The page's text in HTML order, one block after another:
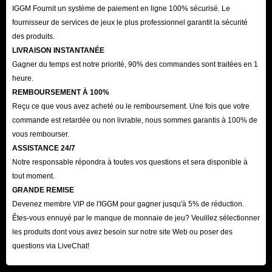
de les acheter directement dans la boutique en utilisant de l'argent réel.
Plus vous achetez d'UC en une seule fois, plus vous obtenez une bonne
affaire.
Acheter une recharge PUBG Mobile sur
IGGM.com - Vente à chaud de packs UC et de
mise à niveau
En tant que joueur de PUBG Mobile, vous devez comprendre l'importance
d'avoir suffisamment de packs UC et de mise à niveau pour rester en tête
du jeu. Avoir ces ressources à votre disposition peut faire toute la
Si vous cherchez à améliorer votre expérience de jeu PUBG Mobile par
IGGM.com, vous avez bien fait. En tant que meilleure plateforme de
recharge de jeu, IGGM.com propose une large gamme d'options de
recharge PUBG Mobile à vendre, y compris des packs UC et de mise à
IGGM Fournit un système de paiement en ligne 100% sécurisé. Le
fournisseur de services de jeux le plus professionnel garantit la sécurité
des produits.
LIVRAISON INSTANTANÉE
Gagner du temps est notre priorité, 90% des commandes sont traitées en 1
heure.
REMBOURSEMENT À 100%
Reçu ce que vous avez acheté ou le remboursement. Une fois que votre
commande est retardée ou non livrable, nous sommes garantis à 100% de
vous rembourser.
ASSISTANCE 24/7
Notre responsable répondra à toutes vos questions et sera disponible à
tout moment.
GRANDE REMISE
Devenez membre VIP de l'IGGM pour gagner jusqu'à 5% de réduction.
Êtes-vous ennuyé par le manque de monnaie de jeu? Veuillez sélectionner
les produits dont vous avez besoin sur notre site Web ou poser des
questions via LiveChat!